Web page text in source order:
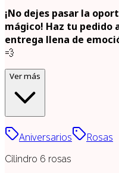
¡No dejes pasar la
mágico! Haz tu pedido
entrega llena de
💨
Ver más
Aniversarios Rosas
Cilindro 6 rosas